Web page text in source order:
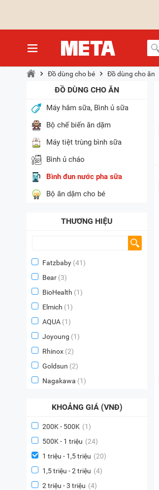
Đồ dùng cho bé Đồ dùng cho ăn
ĐỒ DÙNG CHO ĂN
Máy hâm sữa, Bình ủ sữa
Bộ chế biến ăn dặm
Máy tiệt trùng bình sữa
Bình ủ cháo
Bình đun nước pha sữa
Bộ ăn dặm cho bé
THƯƠNG HIỆU
Fatzbaby (41)
Bear (3)
BioHealth (1)
Elmich (1)
AQUA (1)
Joyoung (1)
Rhinox (2)
Goldsun (2)
Nagakawa (1)
KHOẢNG GIÁ (VNĐ)
200K - 500K (1)
500K - 1 triệu (24)
1 triệu - 1,5 triệu (20)
1,5 triệu - 2 triệu (4)
2 triệu - 3 triệu (4)